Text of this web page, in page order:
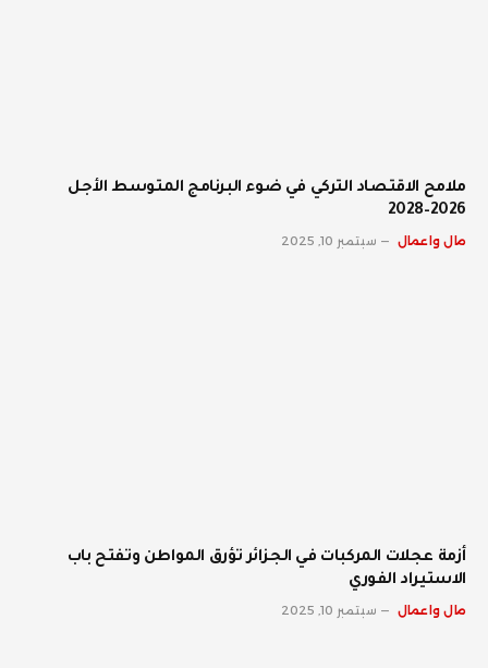
ملامح الاقتصاد التركي في ضوء البرنامج المتوسط الأجل
2026–2028
مال واعمال سبتمبر 10, 2025
أزمة عجلات المركبات في الجزائر تؤرق المواطن وتفتح باب
الاستيراد الفوري
مال واعمال سبتمبر 10, 2025